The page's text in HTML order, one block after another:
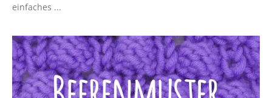
einfaches ...